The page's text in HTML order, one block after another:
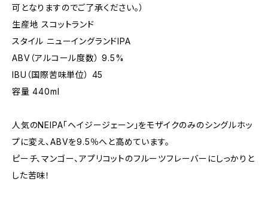
可となりますのでご了承ください。）
生産地 スコットランド
スタイル ニューイングランドIPA
ABV（アルコール度数） 9.5%
IBU（国際苦味単位） 45
容量 440ml
人気のNEIPA「ヘイジージェーン」をモザイクのみのシングルホッ
プに変え、ABVを9.5％へと高めています。
ピーチ、マンゴー、アプリコットのフルーツフレーバーにしっかりと
した苦味！